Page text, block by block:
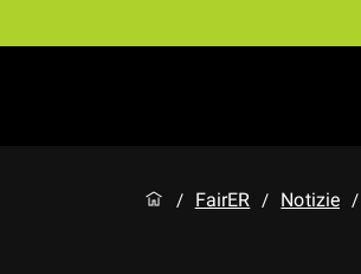
/ FairER / Notizie /